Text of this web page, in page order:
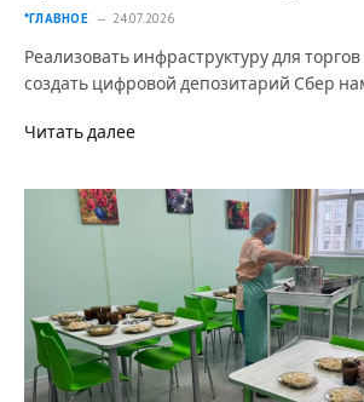
*ГЛАВНОЕ 24.07.2026
Реализовать инфраструктуру для
создать цифровой депозитарий Сбер
Читать далее